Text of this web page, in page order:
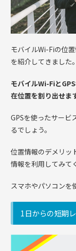
モバイルWi-Fiの位
を紹介してきました。
モバイルWi-Fiと
在位置を割り出せま
GPSを使ったサービ
るでしょう。
位置情報のデメリッ
情報を利用してみて
スマホやパソコンを
1日からの短期